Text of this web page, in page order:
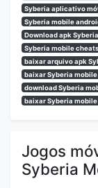
Syberia aplicativo
Syberia mobile
Download apk
Syberia mobile
baixar arquivo apk
baixar Syberia
download Syberia
baixar Syberia
Jogos
Syberia